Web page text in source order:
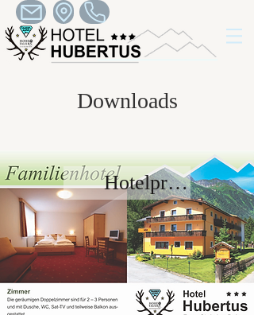
Downloads
Hotelprospekt